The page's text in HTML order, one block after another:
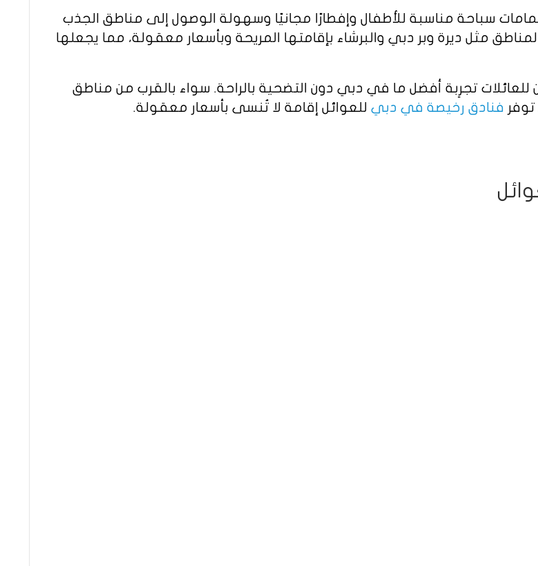
سباحة مناسبة للأطفال وإفطارًا مجانيًا وسهولة الوصول إلى مناطق الجذب
مثل ديرة وبر دبي والبرشاء بإقامتها المريحة وبأسعار معقولة، مما يجعلها
للعائلات تجرِبة أفضل ما في دبي دون التضحية بالراحة. سواء بالقرب من مناطق
فنادق رخيصة في دبي للعوائل إقامة لا تُنسى بأسعار معقولة.